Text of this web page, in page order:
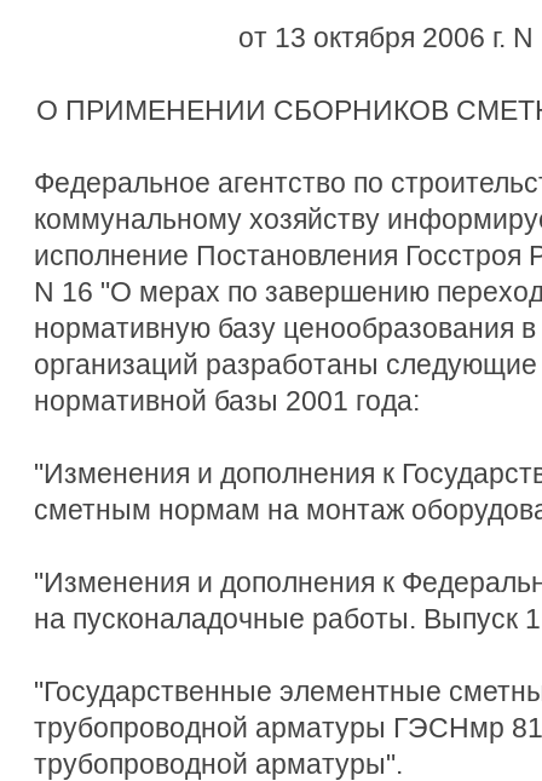
от 13 октября 2006 г.
О ПРИМЕНЕНИИ СБОРНИКОВ
Федеральное агентство по
коммунальному хозяйству
исполнение Постановления Госстроя
N 16 "О мерах по завершению
нормативную базу ценообразования
организаций разработаны
нормативной базы 2001 года:
"Изменения и дополнения к
сметным нормам на монтаж
"Изменения и дополнения к
на пусконаладочные работы. Выпуск
"Государственные элементные
трубопроводной арматуры ГЭСНмр
трубопроводной арматуры".